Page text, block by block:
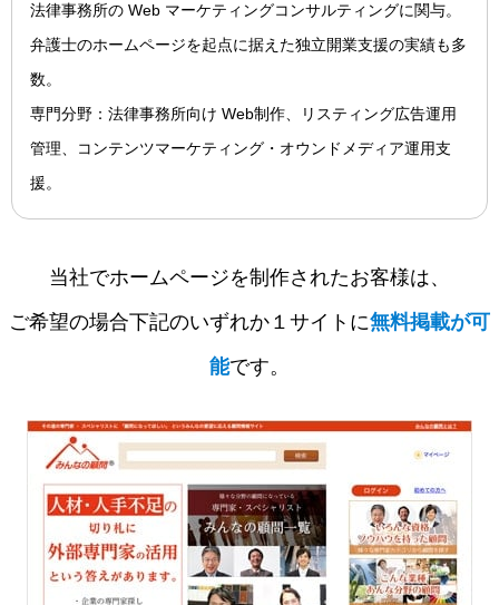
法律事務所の Web マーケティングコンサルティングに関与。
弁護士のホームページを起点に据えた独立開業支援の実績も多
数。
専門分野：法律事務所向け Web制作、リスティング広告運用
管理、コンテンツマーケティング・オウンドメディア運用支
援。
当社でホームページを制作されたお客様は、
ご希望の場合下記のいずれか１サイトに無料掲載が可
能です。